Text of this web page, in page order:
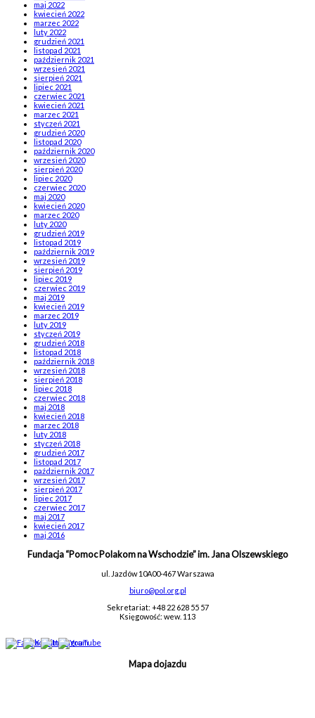
maj 2022
kwiecień 2022
marzec 2022
luty 2022
grudzień 2021
listopad 2021
październik 2021
wrzesień 2021
sierpień 2021
lipiec 2021
czerwiec 2021
kwiecień 2021
marzec 2021
styczeń 2021
grudzień 2020
listopad 2020
październik 2020
wrzesień 2020
sierpień 2020
lipiec 2020
czerwiec 2020
maj 2020
kwiecień 2020
marzec 2020
luty 2020
grudzień 2019
listopad 2019
październik 2019
wrzesień 2019
sierpień 2019
lipiec 2019
czerwiec 2019
maj 2019
kwiecień 2019
marzec 2019
luty 2019
styczeń 2019
grudzień 2018
listopad 2018
październik 2018
wrzesień 2018
sierpień 2018
lipiec 2018
czerwiec 2018
maj 2018
kwiecień 2018
marzec 2018
luty 2018
styczeń 2018
grudzień 2017
listopad 2017
październik 2017
wrzesień 2017
sierpień 2017
lipiec 2017
czerwiec 2017
maj 2017
kwiecień 2017
maj 2016
Fundacja “Pomoc Polakom na Wschodzie” im. Jana Olszewskiego
ul. Jazdów 10A00-467 Warszawa
biuro@pol.org.pl
Sekretariat: +48 22 628 55 57
Księgowość: wew. 113
Mapa dojazdu